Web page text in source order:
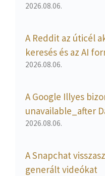
2026.08.06.
A Reddit az úticél
keresés és az AI
2026.08.06.
A Google Illyes
unavailable_after
2026.08.06.
A Snapchat
generált videókat